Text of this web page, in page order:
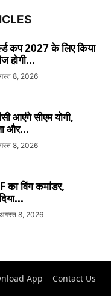
कप 2027 के लिए किया
होगी...
8, 2026
आएंगे सीएम योगी,
और...
8, 2026
का विंग कमांडर,
अगस्त 8, 2026
App
Contact Us